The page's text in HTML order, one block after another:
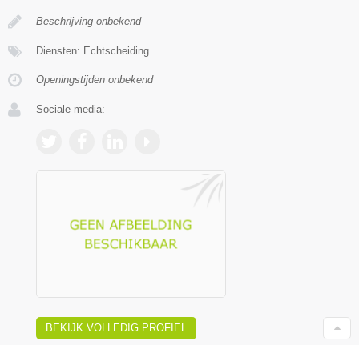
Beschrijving onbekend
Diensten: Echtscheiding
Openingstijden onbekend
Sociale media:
BEKIJK VOLLEDIG PROFIEL